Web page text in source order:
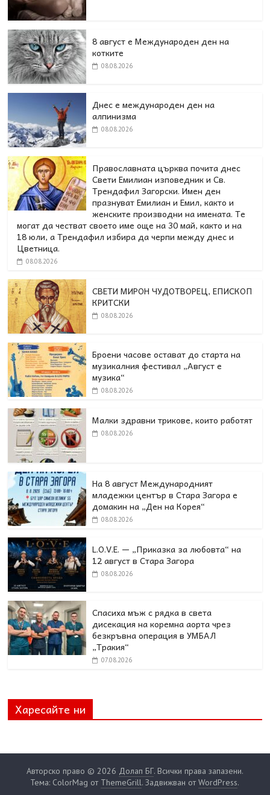
8 август е Международен ден на
котките
08.08.2026
Днес е международен ден на
алпинизма
08.08.2026
Православната църква почита днес
Свети Емилиан изповедник и Св.
Трендафил Загорски. Имен ден
празнуват Емилиан и Емил, както и
женските производни на имената. Те
могат да честват своето име още на 30 май, както и на
18 юли, а Трендафил избира да черпи между днес и
Цветница.
08.08.2026
СВЕТИ МИРОН ЧУДОТВОРЕЦ, ЕПИСКОП
КРИТСКИ
08.08.2026
Броени часове остават до старта на
музикалния фестивал „Август е
музика“
08.08.2026
Малки здравни трикове, които работят
08.08.2026
На 8 август Международният
младежки център в Стара Загора е
домакин на „Ден на Корея“
08.08.2026
L.O.V.E. — „Приказка за любовта“ на
12 август в Стара Загора
08.08.2026
Спасиха мъж с рядка в света
дисекация на коремна аорта чрез
безкръвна операция в УМБАЛ
„Тракия“
07.08.2026
Харесайте ни
Авторско право © 2026 Долап БГ. Всички права запазени.
Тема: ColorMag от ThemeGrill. Задвижван отWordPress.